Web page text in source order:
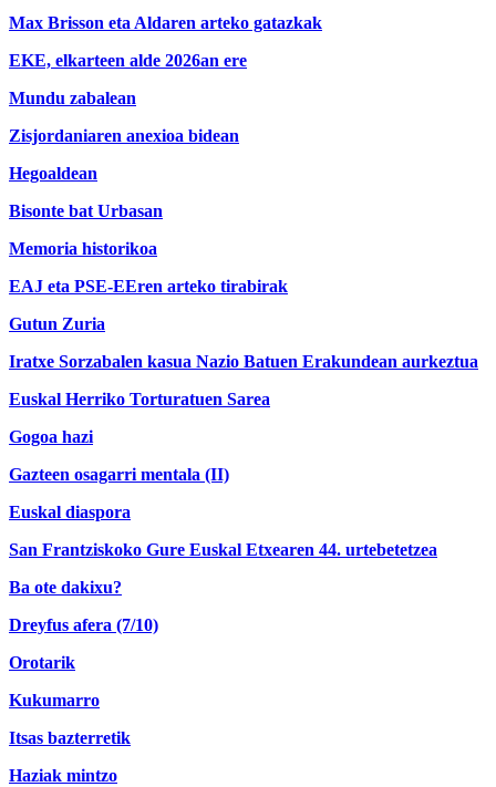
Max Brisson eta Aldaren arteko gatazkak
EKE, elkarteen alde 2026an ere
Mundu zabalean
Zisjordaniaren anexioa bidean
Hegoaldean
Bisonte bat Urbasan
Memoria historikoa
EAJ eta PSE-EEren arteko tirabirak
Gutun Zuria
Iratxe Sorzabalen kasua Nazio Batuen Erakundean aurkeztua
Euskal Herriko Torturatuen Sarea
Gogoa hazi
Gazteen osagarri mentala (II)
Euskal diaspora
San Frantziskoko Gure Euskal Etxearen 44. urtebetetzea
Ba ote dakixu?
Dreyfus afera (7/10)
Orotarik
Kukumarro
Itsas bazterretik
Haziak mintzo